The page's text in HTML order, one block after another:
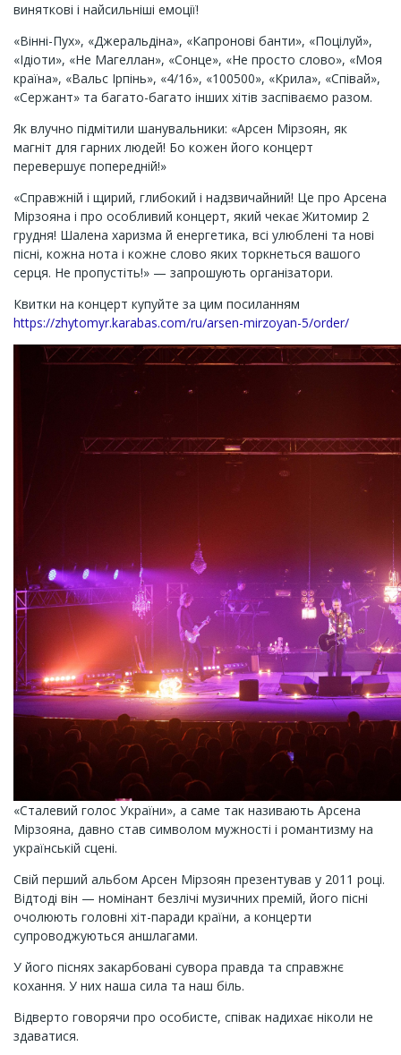
виняткові і найсильніші емоції!
«Вінні-Пух», «Джеральдіна», «Капронові банти», «Поцілуй»,
«Ідіоти», «Не Магеллан», «Сонце», «Не просто слово», «Моя
країна», «Вальс Ірпінь», «4/16», «100500», «Крила», «Співай»,
«Сержант» та багато-багато інших хітів заспіваємо разом.
Як влучно підмітили шанувальники: «Арсен Мірзоян, як
магніт для гарних людей! Бо кожен його концерт
перевершує попередній!»
«Справжній і щирий, глибокий і надзвичайний! Це про Арсена
Мірзояна і про особливий концерт, який чекає Житомир 2
грудня! Шалена харизма й енергетика, всі улюблені та нові
пісні, кожна нота і кожне слово яких торкнеться вашого
серця. Не пропустіть!» — запрошують організатори.
Квитки на концерт купуйте за цим посиланням
https://zhytomyr.karabas.com/ru/arsen-mirzoyan-5/order/
«Сталевий голос України», а саме так називають Арсена
Мірзояна, давно став символом мужності і романтизму на
українській сцені.
Свій перший альбом Арсен Мірзоян презентував у 2011 році.
Відтоді він — номінант безлічі музичних премій, його пісні
очолюють головні хіт-паради країни, а концерти
супроводжуються аншлагами.
У його піснях закарбовані сувора правда та справжнє
кохання. У них наша сила та наш біль.
Відверто говорячи про особисте, співак надихає ніколи не
здаватися.